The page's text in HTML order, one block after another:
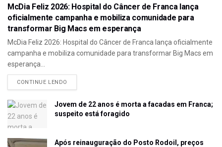
McDia Feliz 2026: Hospital do Câncer de Franca lança
oficialmente campanha e mobiliza comunidade para
transformar Big Macs em esperança
McDia Feliz 2026: Hospital do Câncer de Franca lança oficialmente
campanha e mobiliza comunidade para transformar Big Macs em
esperança...
CONTINUE LENDO
Jovem de 22 anos é morta a facadas em Franca;
suspeito está foragido
Após reinauguração do Posto Rodoil, preços